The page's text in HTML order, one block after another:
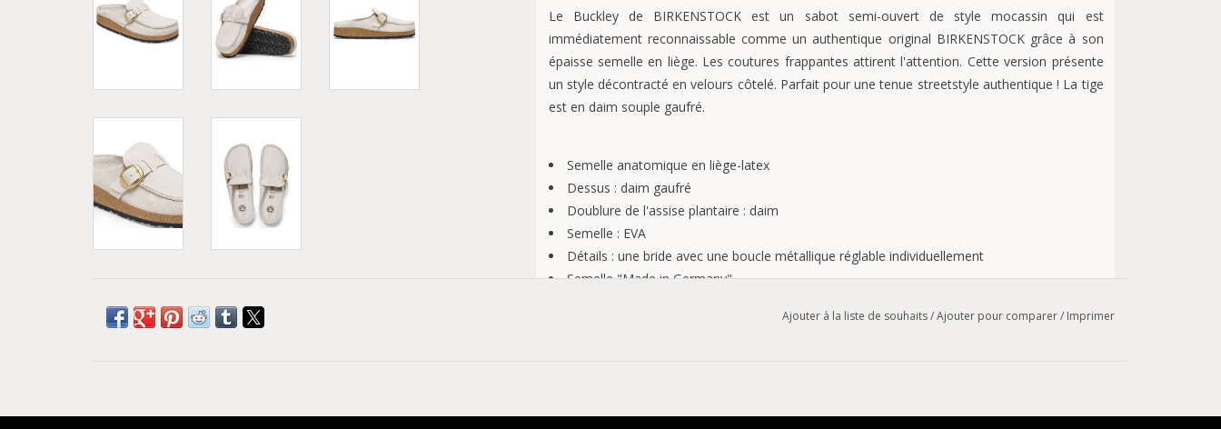
Le Buckley de BIRKENSTOCK est un sabot semi-ouvert de style mocassin qui est
immédiatement reconnaissable comme un authentique original BIRKENSTOCK grâce à son
épaisse semelle en liège. Les coutures frappantes attirent l'attention. Cette version présente
un style décontracté en velours côtelé. Parfait pour une tenue streetstyle authentique ! La tige
est en daim souple gaufré.
Semelle anatomique en liège-latex
Dessus : daim gaufré
Doublure de l'assise plantaire : daim
Semelle : EVA
Détails : une bride avec une boucle métallique réglable individuellement
Semelle "Made in Germany".
Ajouter à la liste de souhaits/Ajouter pour comparer/ Imprimer